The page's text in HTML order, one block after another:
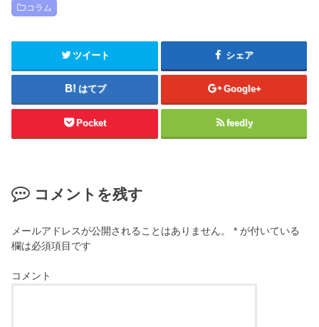
コラム
ツイート シェア
はてブ Google+
Pocket feedly
コメントを残す
メールアドレスが公開されることはありません。 * が付いている
欄は必須項目です
コメント